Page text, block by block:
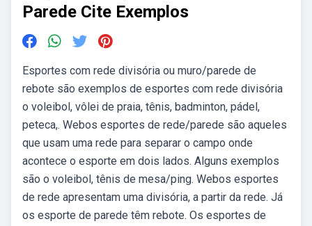
Parede Cite Exemplos
Esportes com rede divisória ou muro/parede de
rebote são exemplos de esportes com rede divisória
o voleibol, vôlei de praia, tênis, badminton, pádel,
peteca,. Webos esportes de rede/parede são aqueles
que usam uma rede para separar o campo onde
acontece o esporte em dois lados. Alguns exemplos
são o voleibol, tênis de mesa/ping. Webos esportes
de rede apresentam uma divisória, a partir da rede. Já
os esporte de parede têm rebote. Os esportes de